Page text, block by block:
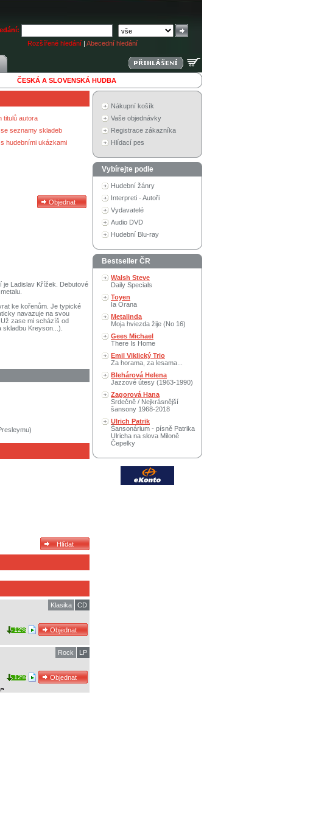
Rozšířené hledání | Abecední hledání
ČESKÁ A SLOVENSKÁ HUDBA
titulů autora
seznamy skladeb
hudebními ukázkami
je Ladislav Křížek. Debutové
ke kořenům. Je typické
navazuje na svou
zase mi scházíš od
Kreyson...).
CD
Klasika
12%
LP
Rock
12%
Nákupní košík
Vaše objednávky
Registrace zákazníka
Hlídací pes
Vybírejte podle
Hudební žánry
Interpreti - Autoři
Vydavatelé
Audio DVD
Hudební Blu-ray
Bestseller ČR
Walsh Steve
Daily Specials
Toyen
Ia Orana
Metalinda
Moja hviezda žije (No 16)
Gees Michael
There Is Home
Emil Viklický Trio
Za horama, za lesama...
Blehárová Helena
Jazzové útesy (1963-1990)
Zagorová Hana
Srdečně / Nejkrásnější
šansony 1968-2018
Ulrich Patrik
Šansonárium - písně Patrika
Ulricha na slova Miloně
Čepelky